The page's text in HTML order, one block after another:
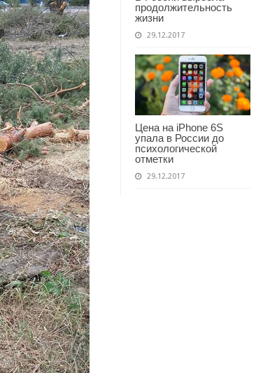
продолжительность
жизни
29.12.2017
Цена на iPhone 6S
упала в России до
психологической
отметки
29.12.2017